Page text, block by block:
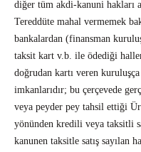
diğer tüm akdi-kanuni hakları
Tereddüte mahal vermemek
bankalardan (finansman
taksit kart v.b. ile ödediği
doğrudan kartı veren
imkanlarıdır; bu çerçevede
veya peyder pey tahsil ettiği
yönünden kredili veya taksitli
kanunen taksitle satış sayılan